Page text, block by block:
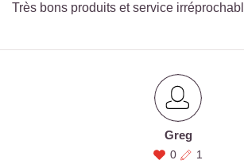
Très bons produits et service
Greg
0 1